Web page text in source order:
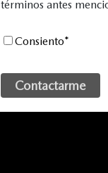
términos antes
Consiento*